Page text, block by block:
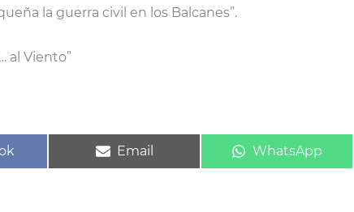
la guerra civil en los Balcanes”.
al Viento”
Compartir
Email
Compartir
WhatsApp